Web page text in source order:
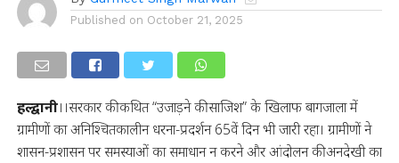
Published on October 21, 2025
हल्द्वानी।।सरकार की कथित “उजाड़ने की साजिश” के खिलाफ बागजाला में
ग्रामीणों का अनिश्चितकालीन धरना-प्रदर्शन 65वें दिन भी जारी रहा। ग्रामीणों ने
शासन-प्रशासन पर समस्याओं का समाधान न करने और आंदोलन की अनदेखी का